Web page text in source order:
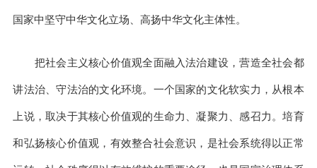
国家中坚守中华文化立场、高扬中华文化主体性。
把社会主义核心价值观全面融入法治建设，营造全社会都
讲法治、守法治的文化环境。一个国家的文化软实力，从根本
上说，取决于其核心价值观的生命力、凝聚力、感召力。培育
和弘扬核心价值观，有效整合社会意识，是社会系统得以正常